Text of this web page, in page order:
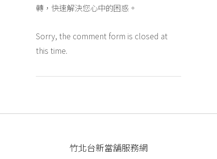
轉，快速解決您心中的困惑。
Sorry, the comment form is closed at
this time.
竹北台新當舖服務網